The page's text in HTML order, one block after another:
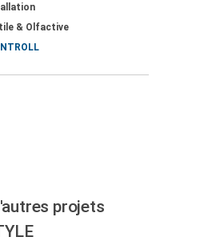
& Olfactive
projets